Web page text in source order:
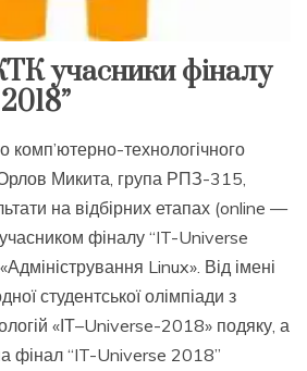
учасники фіналу
комп’ютерно-технологічного
Микита, група РПЗ-315,
на відбірних етапах (online —
фіналу “IT-Universe
Linux». Від імені
студентської олімпіади з
«ІТ–Universe-2018» подяку, а
фінал “IT-Universe 2018”